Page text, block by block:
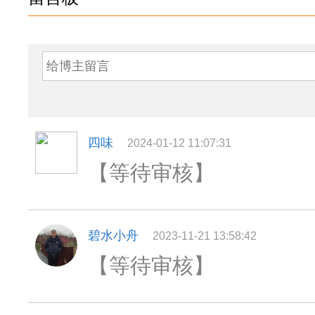
四味 2024-01-12 11:07:31
【等待审核】
碧水小舟 2023-11-21 13:58:42
【等待审核】